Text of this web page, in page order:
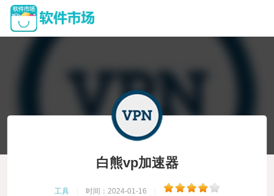
白熊vp加速器
工具 时间：2024-01-16